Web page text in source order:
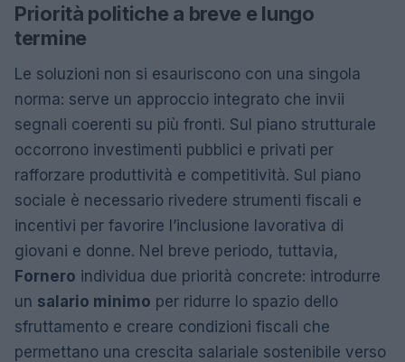
Priorità politiche a breve e lungo
termine
Le soluzioni non si esauriscono con una singola
norma: serve un approccio integrato che invii
segnali coerenti su più fronti. Sul piano strutturale
occorrono investimenti pubblici e privati per
rafforzare produttività e competitività. Sul piano
sociale è necessario rivedere strumenti fiscali e
incentivi per favorire l’inclusione lavorativa di
giovani e donne. Nel breve periodo, tuttavia,
Fornero individua due priorità concrete: introdurre
un salario minimo per ridurre lo spazio dello
sfruttamento e creare condizioni fiscali che
permettano una crescita salariale sostenibile verso